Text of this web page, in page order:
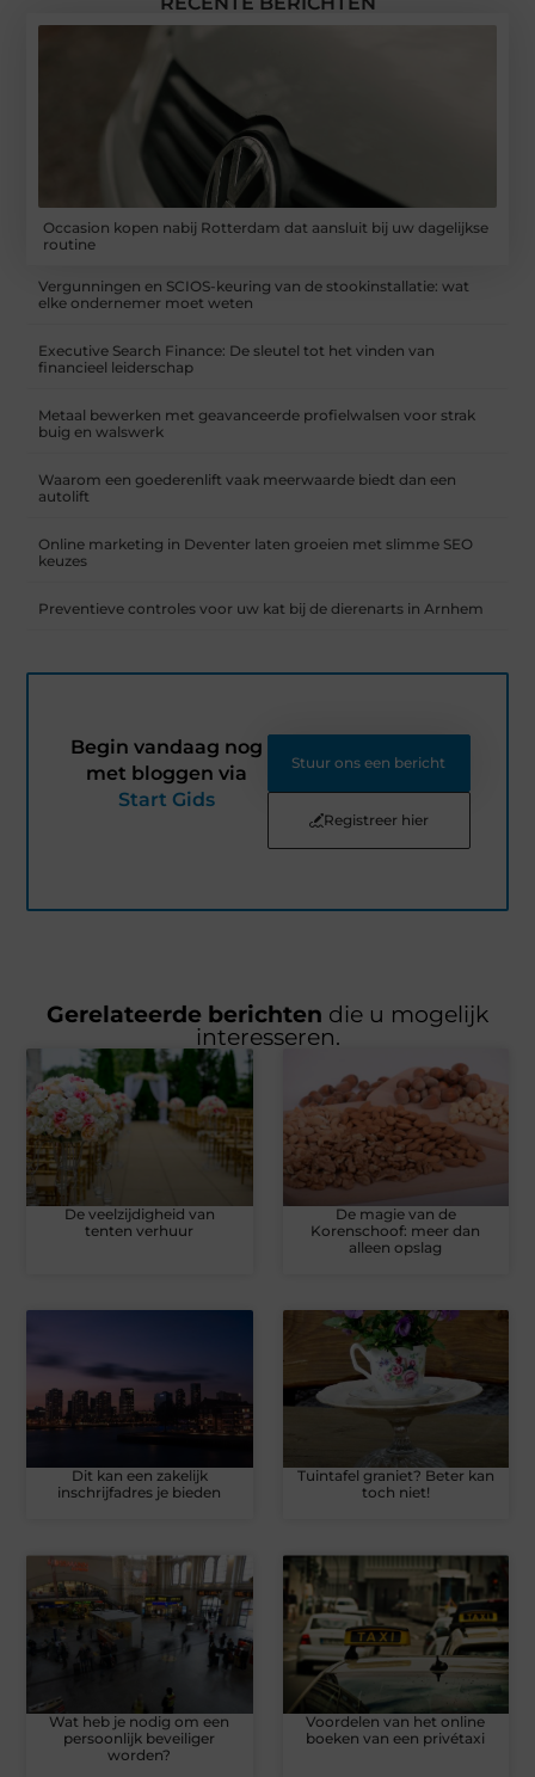
Occasion kopen nabij Rotterdam dat aansluit bij uw dagelijkse
routine
Vergunningen en SCIOS-keuring van de stookinstallatie: wat
elke ondernemer moet weten
Executive Search Finance: De sleutel tot het vinden van
financieel leiderschap
Metaal bewerken met geavanceerde profielwalsen voor strak
buig en walswerk
Waarom een goederenlift vaak meerwaarde biedt dan een
autolift
Online marketing in Deventer laten groeien met slimme SEO
keuzes
Preventieve controles voor uw kat bij de dierenarts in Arnhem
Begin vandaag nog
met bloggen via
Start Gids
Stuur ons een bericht
Registreer hier
Gerelateerde berichten die u mogelijk
interesseren.
De veelzijdigheid van
tenten verhuur
De magie van de
Korenschoof: meer dan
alleen opslag
Dit kan een zakelijk
inschrijfadres je bieden
Tuintafel graniet? Beter kan
toch niet!
Wat heb je nodig om een
persoonlijk beveiliger
worden?
Voordelen van het online
boeken van een privétaxi